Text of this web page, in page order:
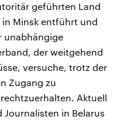
geführten Land
Minsk entführt und
unabhängige
der weitgehend
versuche, trotz der
Zugang zu
Aktuell
in Belarus